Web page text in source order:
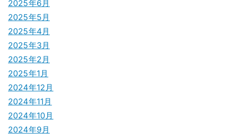
2025年6月
2025年5月
2025年4月
2025年3月
2025年2月
2025年1月
2024年12月
2024年11月
2024年10月
2024年9月